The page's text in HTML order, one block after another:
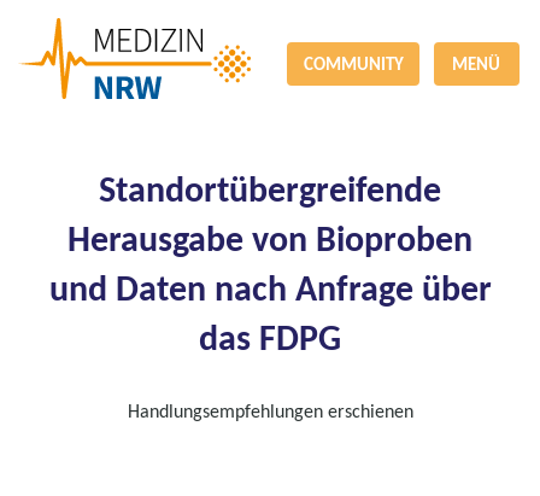
COMMUNITY MENÜ
Standortüber­greifen­de
Herausgabe von Bioproben
und Daten nach Anfrage über
das FDPG
Handlungsempfehlungen erschienen